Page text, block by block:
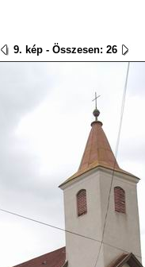
9. kép - Összesen: 26